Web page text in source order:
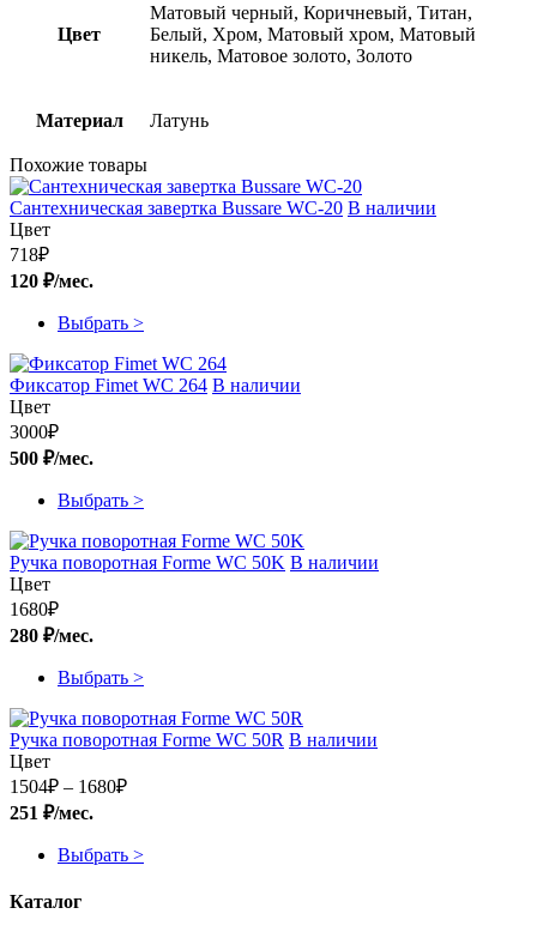
Цвет
Матовый черный, Коричневый, Титан,
Белый, Хром, Матовый хром, Матовый
никель, Матовое золото, Золото
Материал Латунь
Похожие товары
Сантехническая завертка Bussare WC-20 В наличии
Цвет
718₽
120 ₽/мес.
Выбрать >
Фиксатор Fimet WC 264 В наличии
Цвет
3000₽
500 ₽/мес.
Выбрать >
Ручка поворотная Forme WC 50K В наличии
Цвет
1680₽
280 ₽/мес.
Выбрать >
Ручка поворотная Forme WC 50R В наличии
Цвет
1504₽ – 1680₽Диапазон
–
251 ₽/мес.
Выбрать >
Каталог